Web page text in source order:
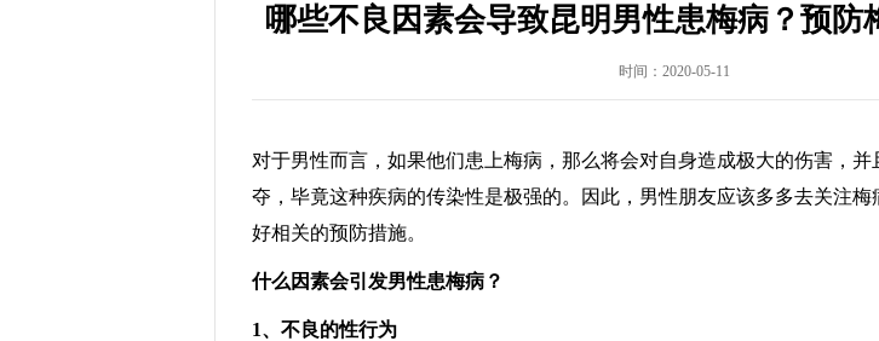
哪些不良因素会导致昆明男性患梅病？预防
时间：2020-05-11
对于男性而言，如果他们患上梅病，那么将会对自身造成极大的伤害，并
夺，毕竟这种疾病的传染性是极强的。因此，男性朋友应该多多去关注
好相关的预防措施。
什么因素会引发男性患梅病？
1、不良的性行为